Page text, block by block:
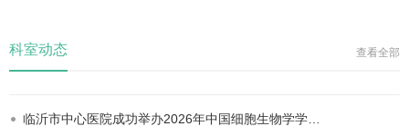
查看全部
科室动态
临沂市中心医院成功举办2026年中国细胞生物学学…